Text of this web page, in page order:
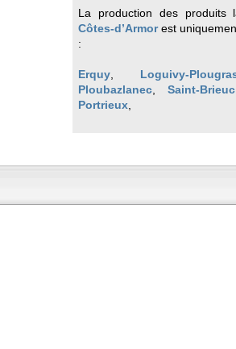
La production des produits
Côtes-d’Armorest
:
Erquy
Loguivy-
Ploubazlanec ,Saint-Brieuc
Portrieux